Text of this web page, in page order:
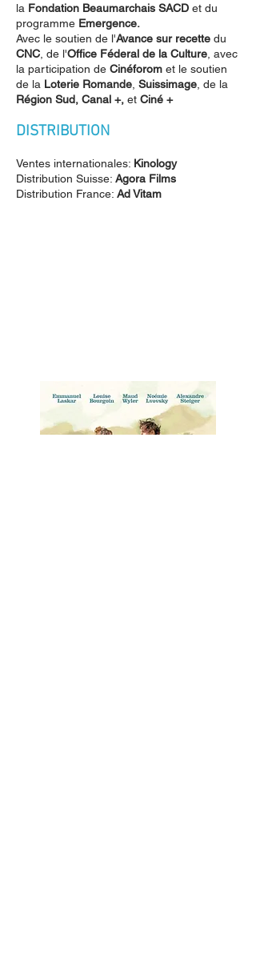
la Fondation Beaumarchais SACD et du
programme Emergence.
Avec le soutien de l'Avance sur recette du
CNC , de l'Office Féderal de la Culture , avec
la participation de Cinéforom et le soutien
de la Loterie Romande Suissimage , de la
Région Sud, Canal +, et Ciné +
DISTRIBUTION
Ventes internationales: Kinology
Distribution Suisse: Agora Films
Distribution France: Ad Vitam